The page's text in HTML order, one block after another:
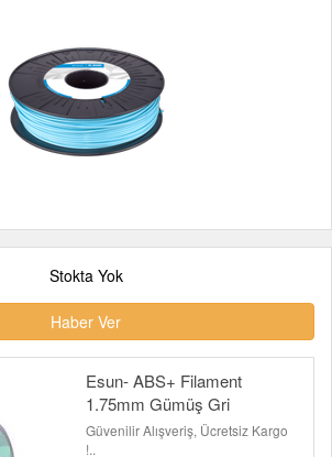
Stokta Yok
Haber Ver
Esun- ABS+ Filament
1.75mm Gümüş Gri
Güvenilir Alışveriş, Ücretsiz Kargo
!..